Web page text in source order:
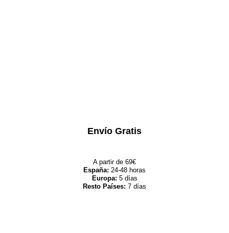
Envío Gratis
A partir de 69€
España: 24-48 horas
Europa: 5 días
Resto Países: 7 días